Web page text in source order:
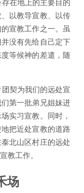
以教导宣教、以传
宣教工作之一。虽
没有先给自己定下
等候神的差遣，随
契为我们的远处宣
第一批弟兄姐妹进
实习宣教。同时，
把近处宣教的道路
北山区村庄的远处
教工作。
场